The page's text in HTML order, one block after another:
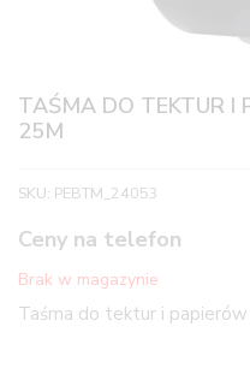
TAŚMA DO TEKTUR I
25M
SKU: PEBTM_24053
Ceny na telefon
Brak w magazynie
Taśma do tektur i